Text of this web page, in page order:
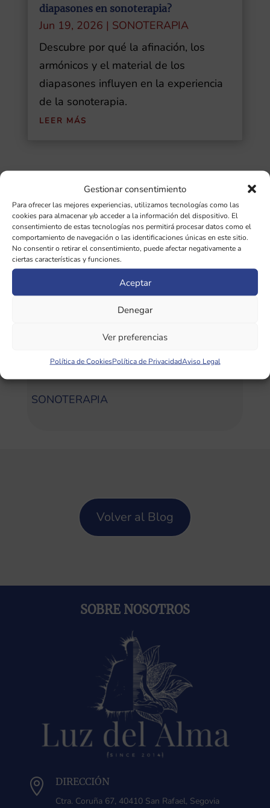
Gestionar consentimiento
Para ofrecer las mejores experiencias, utilizamos tecnologías como las
cookies para almacenar y/o acceder a la información del dispositivo. El
consentimiento de estas tecnologías nos permitirá procesar datos como el
comportamiento de navegación o las identificaciones únicas en este sitio.
No consentir o retirar el consentimiento, puede afectar negativamente a
ciertas características y funciones.
Aceptar
Denegar
Ver preferencias
Política de CookiesPolítica de PrivacidadAviso Legal
diapasones en sonoterapia?
Jun 19, 2026 | SONOTERAPIA
Descubre por qué la afinación, los
armónicos y el material de los
diapasones influyen en la experiencia
de la sonoterapia.
LEER MÁS
Ultimas Entradas
Diapasones binaurales: guía completa de
las 5 frecuencias cerebrales y sus
beneficios
¿Qué importancia tiene la afinación de
diapasones en sonoterapia?
Categorías
SONOTERAPIA
Volver al Blog
SOBRE NOSOTROS
 DIRECCIÓN
Ctra. Coruña 67, 40410 San Rafael, Segovia